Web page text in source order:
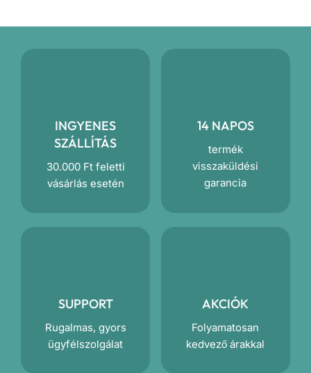
INGYENES
SZÁLLÍTÁS
30.000 Ft feletti
vásárlás esetén
14 NAPOS
termék
visszaküldési
garancia
SUPPORT
Rugalmas, gyors
ügyfélszolgálat
AKCIÓK
Folyamatosan
kedvező árakkal